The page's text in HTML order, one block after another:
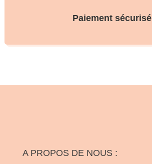
Paiement sécurisé
A PROPOS DE NOUS :